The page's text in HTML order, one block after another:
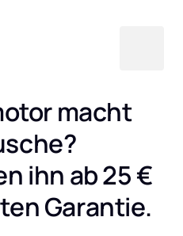
macht
ihn ab 25 €
Garantie.